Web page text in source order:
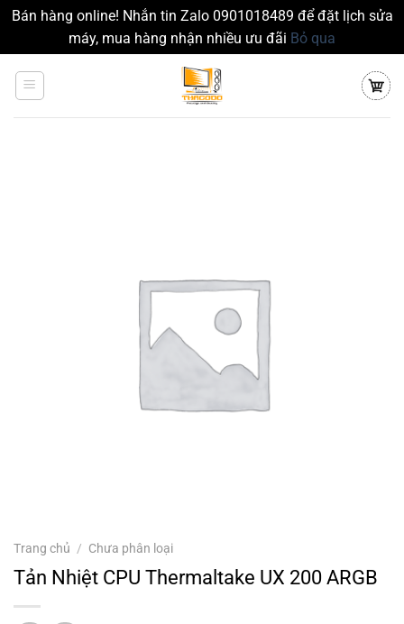
Bán hàng online! Nhắn tin Zalo 0901018489 để đặt lịch sửa
máy, mua hàng nhận nhiều ưu đãi Bỏ qua
đến
Trang chủ / Chưa phân loại
Tản Nhiệt CPU Thermaltake UX 200 ARGB